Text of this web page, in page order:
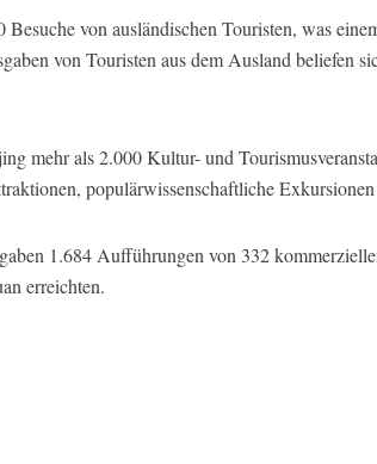
von ausländischen Touristen, was
von Touristen aus dem Ausland beliefen
mehr als 2.000 Kultur- und
populärwissenschaftliche Exkursionen
1.684 Aufführungen von 332
erreichten.